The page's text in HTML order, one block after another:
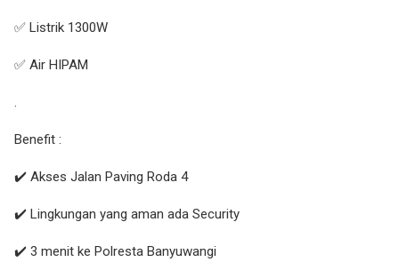
✅ Listrik 1300W
✅ Air HIPAM
.
Benefit :
✔️ Akses Jalan Paving Roda 4
✔️ Lingkungan yang aman ada Security
✔️ 3 menit ke Polresta Banyuwangi